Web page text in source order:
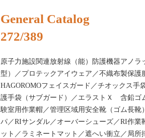
General Catalog
272/389
原子力施設関連放射線（能）防護機器アノラ
型）／プロテックアイウェア／不織布製保護
HAGOROMOフェイスガード／チオックス手
護手袋（サブガード）／エラストＸ 含鉛ゴ
験室用作業帽／管理区域用安全靴（ゴム長靴
パ／RIサンダル／オーバーシューズ／RI作業
ット／ラミネートマット／遮へい衝立／局所